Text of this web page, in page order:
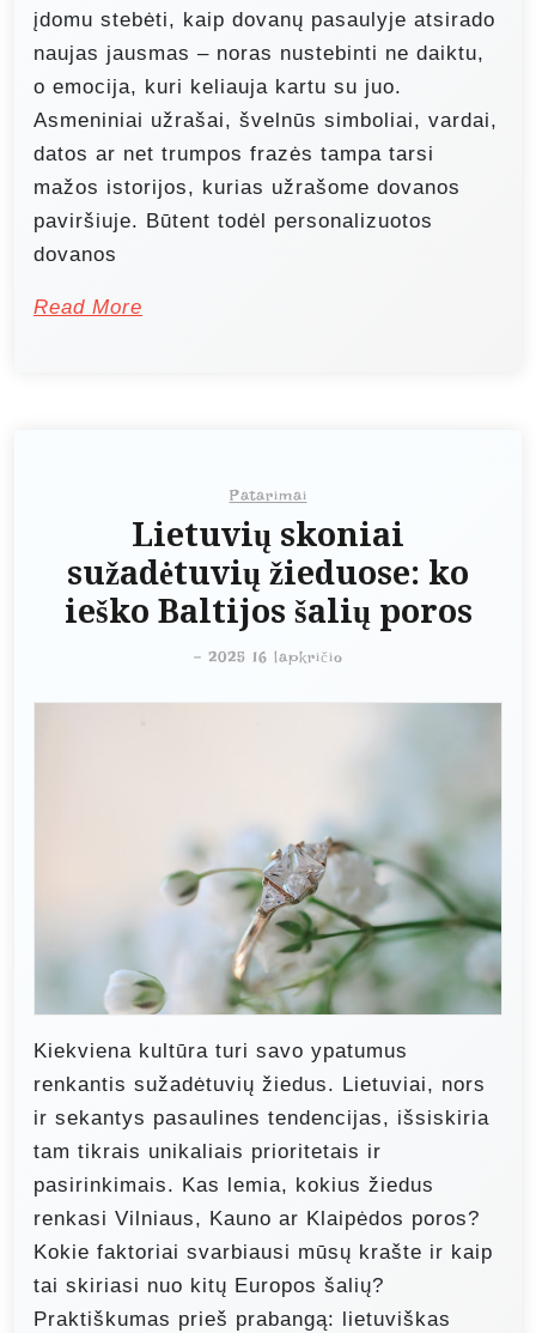
įdomu stebėti, kaip dovanų pasaulyje atsirado
naujas jausmas – noras nustebinti ne daiktu,
o emocija, kuri keliauja kartu su juo.
Asmeniniai užrašai, švelnūs simboliai, vardai,
datos ar net trumpos frazės tampa tarsi
mažos istorijos, kurias užrašome dovanos
paviršiuje. Būtent todėl personalizuotos
dovanos
Read More
Patarimai
Lietuvių skoniai
sužadėtuvių žieduose: ko
ieško Baltijos šalių poros
- 2025 16 lapkričio
Kiekviena kultūra turi savo ypatumus
renkantis sužadėtuvių žiedus. Lietuviai, nors
ir sekantys pasaulines tendencijas, išsiskiria
tam tikrais unikaliais prioritetais ir
pasirinkimais. Kas lemia, kokius žiedus
renkasi Vilniaus, Kauno ar Klaipėdos poros?
Kokie faktoriai svarbiausi mūsų krašte ir kaip
tai skiriasi nuo kitų Europos šalių?
Praktiškumas prieš prabangą: lietuviškas